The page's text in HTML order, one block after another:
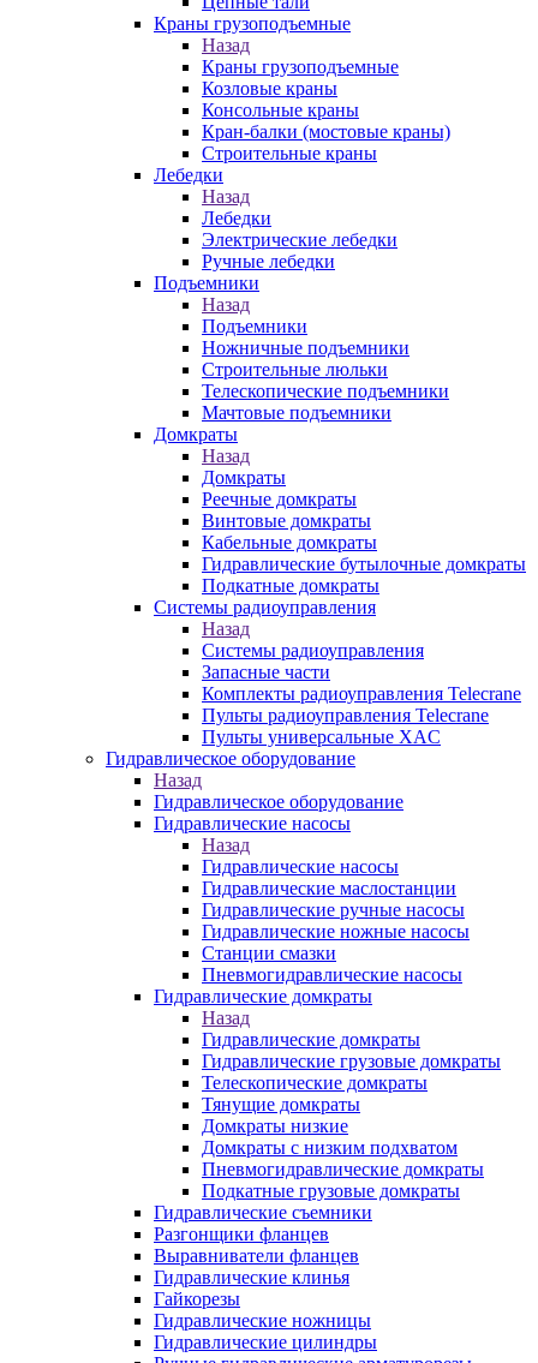
Краны грузоподъемные
Назад
Краны грузоподъемные
Козловые краны
Консольные краны
Кран-балки (мостовые краны)
Строительные краны
Лебедки
Назад
Лебедки
Электрические лебедки
Ручные лебедки
Подъемники
Назад
Подъемники
Ножничные подъемники
Строительные люльки
Телескопические подъемники
Мачтовые подъемники
Домкраты
Назад
Домкраты
Реечные домкраты
Винтовые домкраты
Кабельные домкраты
Гидравлические бутылочные домкраты
Подкатные домкраты
Системы радиоуправления
Назад
Системы радиоуправления
Запасные части
Комплекты радиоуправления Telecrane
Пульты радиоуправления Telecrane
Пульты универсальные XAC
Гидравлическое оборудование
Назад
Гидравлическое оборудование
Гидравлические насосы
Назад
Гидравлические насосы
Гидравлические маслостанции
Гидравлические ручные насосы
Гидравлические ножные насосы
Станции смазки
Пневмогидравлические насосы
Гидравлические домкраты
Назад
Гидравлические домкраты
Гидравлические грузовые домкраты
Телескопические домкраты
Тянущие домкраты
Домкраты низкие
Домкраты с низким подхватом
Пневмогидравлические домкраты
Подкатные грузовые домкраты
Гидравлические съемники
Разгонщики фланцев
Выравниватели фланцев
Гидравлические клинья
Гайкорезы
Гидравлические ножницы
Гидравлические цилиндры